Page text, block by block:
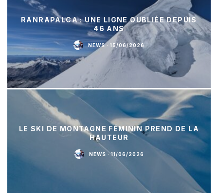
RANRAPALCA : UNE LIGNE OUBLIÉE DEPUIS
46 ANS
NEWS · 15/06/2026
LE SKI DE MONTAGNE FÉMININ PREND DE LA
HAUTEUR
NEWS · 11/06/2026